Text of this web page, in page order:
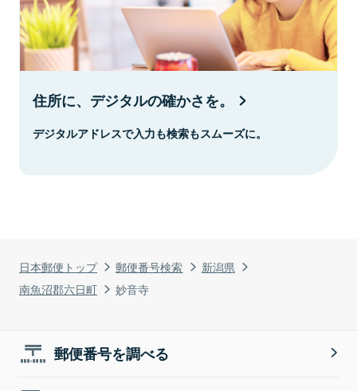
日本郵便トップ 郵便番号検索
新潟県
南魚沼郡六日町
妙音寺
住所に、デジタルの確かさを。
デジタルアドレスで入力も検索もスムーズに。
郵便番号を調べる